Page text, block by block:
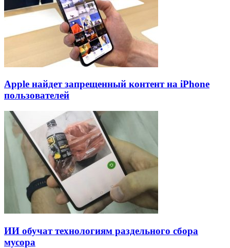
Apple найдет запрещенный контент на iPhone
пользователей
ИИ обучат технологиям раздельного сбора
мусора